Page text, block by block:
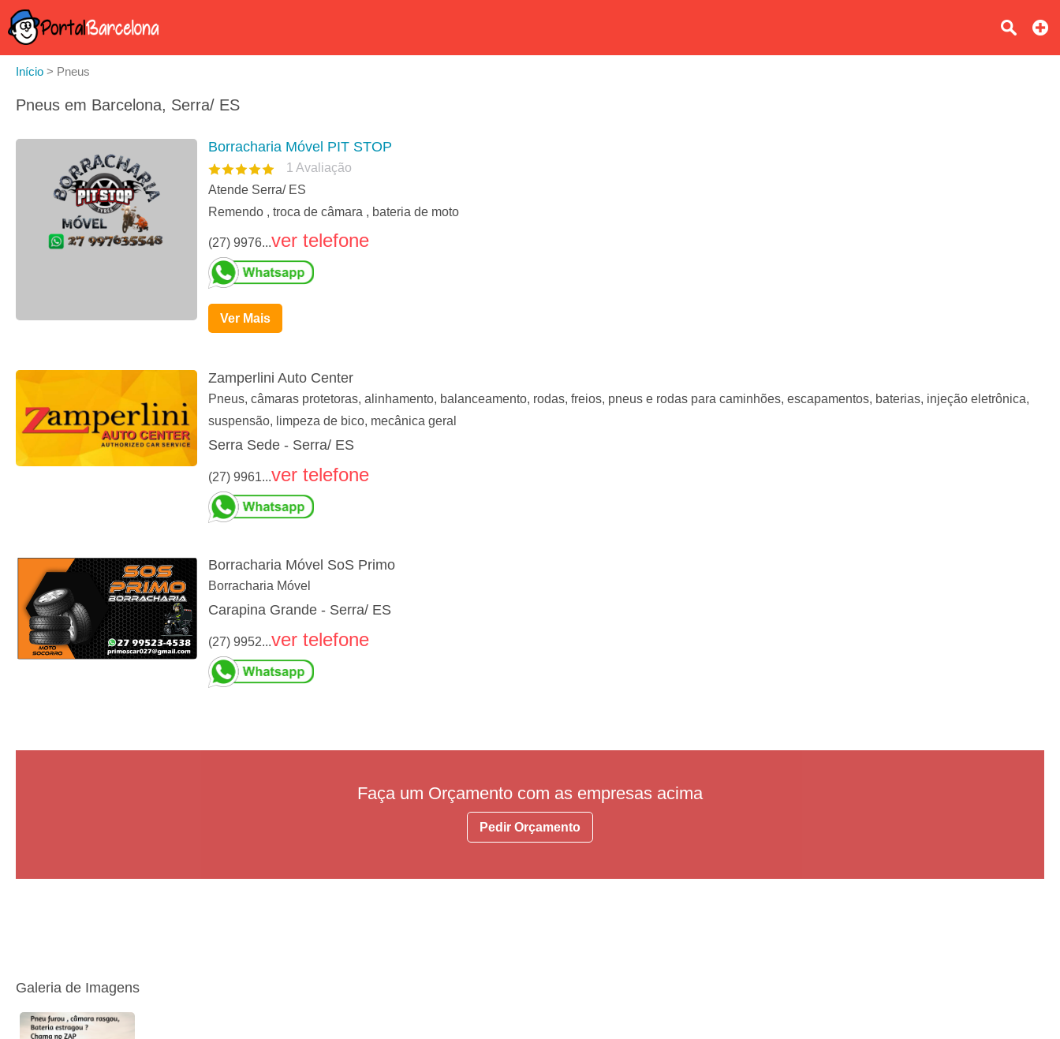
Início > Pneus
Pneus em Barcelona, Serra/ ES
Borracharia Móvel PIT STOP
1 Avaliação
Atende Serra/ ES
Remendo , troca de câmara , bateria de moto
(27) 9976...ver telefone
Ver Mais
Zamperlini Auto Center
Pneus, câmaras protetoras, alinhamento, balanceamento, rodas, freios, pneus e rodas para caminhões, escapamentos, baterias, injeção eletrônica,
suspensão, limpeza de bico, mecânica geral
Serra Sede - Serra/ ES
(27) 9961...ver telefone
Borracharia Móvel SoS Primo
Borracharia Móvel
Carapina Grande - Serra/ ES
(27) 9952...ver telefone
Faça um Orçamento com as empresas acima
Pedir Orçamento
Galeria de Imagens